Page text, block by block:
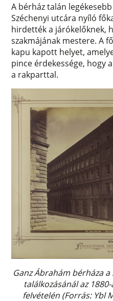
A bérház talán
Széchenyi utcára nyíló
hirdették a járókelőknek,
szakmájának mestere. A
kapu kapott helyet,
pince érdekessége, hogy
a rakparttal.
Ganz Ábrahám bérháza
találkozásánál az
felvételén (Forrás: Ybl